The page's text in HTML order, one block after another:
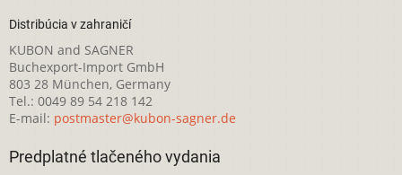
Distribúcia v zahraničí
KUBON and SAGNER
Buchexport-Import GmbH
803 28 München, Germany
Tel.: 0049 89 54 218 142
E-mail: postmaster@kubon-sagner.de
Predplatné tlačeného vydania